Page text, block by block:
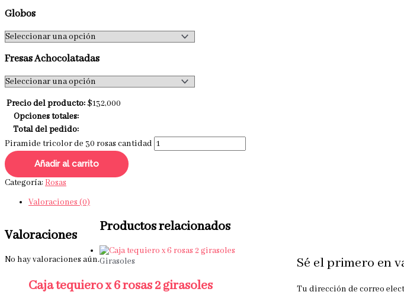
Globos
Fresas Achocolatadas
Precio del producto: $132,000
Opciones totales:
Total del pedido:
Piramide tricolor de 30 rosas cantidad
Añadir al carrito
Categoría:Rosas
Valoraciones (0)
Valoraciones
No hay valoraciones aún. Sé el primero en
Tu dirección de correo
Productos relacionados
Girasoles
Caja tequiero x 6 rosas 2 girasoles